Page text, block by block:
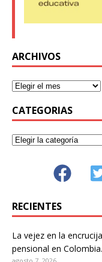
ARCHIVOS
CATEGORIAS
RECIENTES
La vejez en la
pensional en